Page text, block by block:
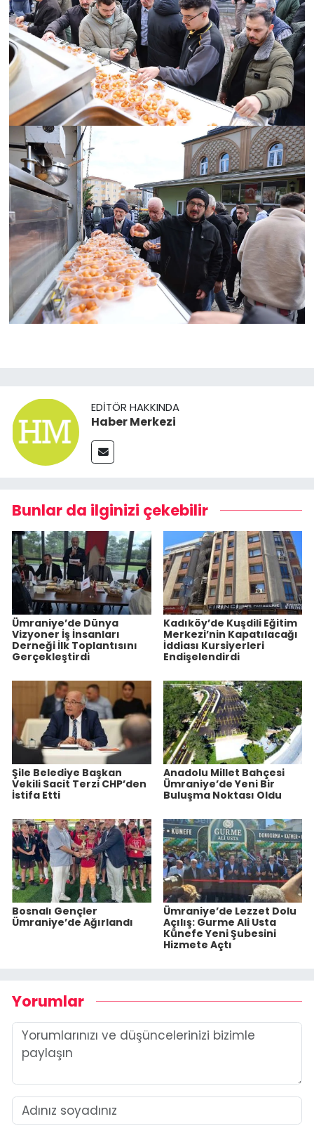
EDITÖR HAKKINDA
Haber Merkezi
Bunlar da ilginizi çekebilir
Ümraniye’de Dünya
Vizyoner İş İnsanları
Derneği İlk Toplantısını
Gerçekleştirdi
Kadıköy’de Kuşdili Eğitim
Merkezi’nin Kapatılacağı
İddiası Kursiyerleri
Endişelendirdi
Şile Belediye Başkan
Vekili Sacit Terzi CHP’den
İstifa Etti
Anadolu Millet Bahçesi
Ümraniye’de Yeni Bir
Buluşma Noktası Oldu
Bosnalı Gençler
Ümraniye’de Ağırlandı
Ümraniye’de Lezzet Dolu
Açılış: Gurme Ali Usta
Künefe Yeni Şubesini
Hizmete Açtı
Yorumlar